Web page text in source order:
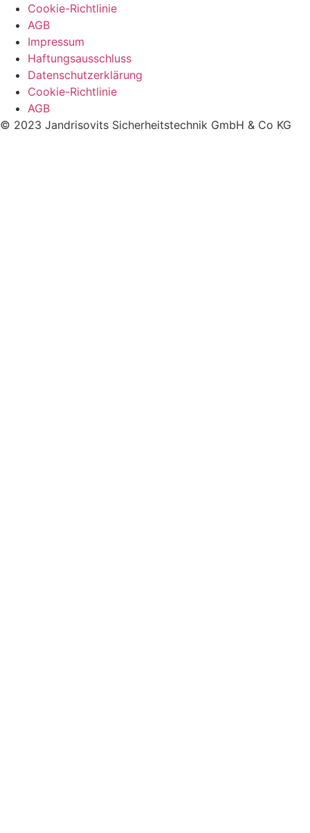
Cookie-Richtlinie
AGB
Impressum
Haftungsausschluss
Datenschutzerklärung
Cookie-Richtlinie
AGB
© 2023 Jandrisovits Sicherheitstechnik GmbH & Co KG